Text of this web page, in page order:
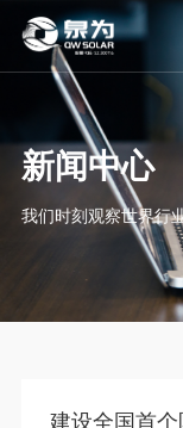
新闻中心
我们时刻观察世界行
建设全国首